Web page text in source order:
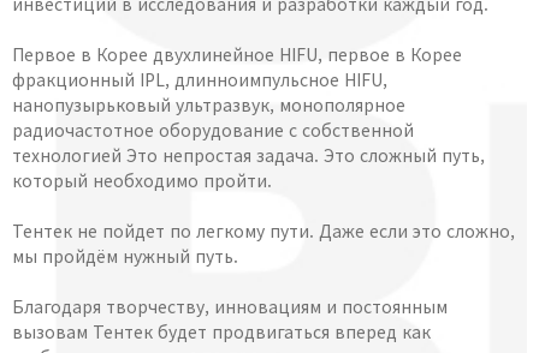
Первое в Корее двухлинейное HIFU, первое в Корее
фракционный IPL, длинноимпульсное HIFU,
нанопузырьковый ультразвук, монополярное
радиочастотное оборудование с собственной
технологией Это непростая задача. Это сложный путь,
который необходимо пройти.
Тентек не пойдет по легкому пути. Даже если это сложно,
мы пройдём нужный путь.
Благодаря творчеству, инновациям и постоянным
вызовам Тентек будет продвигаться вперед как